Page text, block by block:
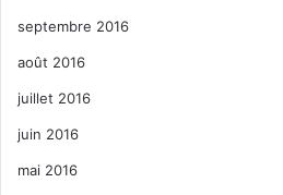
septembre 2016
août 2016
juillet 2016
juin 2016
mai 2016